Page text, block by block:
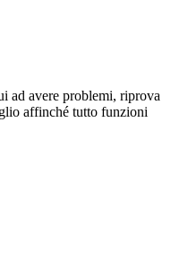
ad avere problemi, riprova
affinché tutto funzioni